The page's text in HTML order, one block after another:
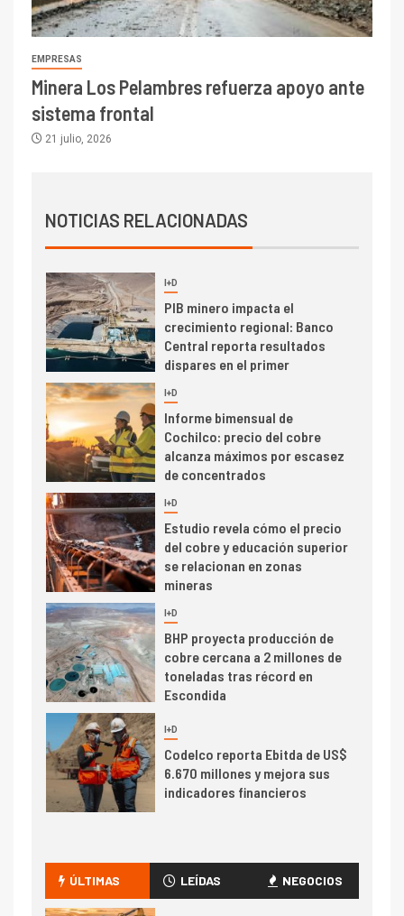
EMPRESAS
Minera Los Pelambres refuerza apoyo ante
sistema frontal
21 julio, 2026
NOTICIAS RELACIONADAS
indicadores financieros
1
Codelco Ventanas prueba
Producción minera en mayo de
2026 cae 10,6%
3 I+D
PIB minero impacta el
crecimiento regional: Banco
Central reporta resultados
dispares en el primer
4 I+D
Informe bimensual de
Cochilco: precio del cobre
alcanza máximos por escasez
de concentrados
5 I+D
Estudio revela cómo el precio
del cobre y educación superior
se relacionan en zonas
mineras
6 I+D
BHP proyecta producción de
cobre cercana a 2 millones de
toneladas tras récord en
Escondida
I+D
Codelco reporta Ebitda de US$
6.670 millones y mejora sus
indicadores financieros
camión 100% eléctrico para
transportar cátodos al Puerto
ÚLTIMAS LEÍDAS NEGOCIOS